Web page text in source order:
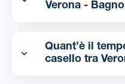
Verona -
Quant’è il